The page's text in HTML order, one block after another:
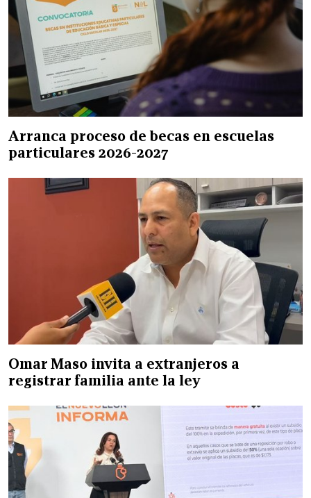
Arranca proceso de becas en escuelas
particulares 2026-2027
Omar Maso invita a extranjeros a
registrar familia ante la ley